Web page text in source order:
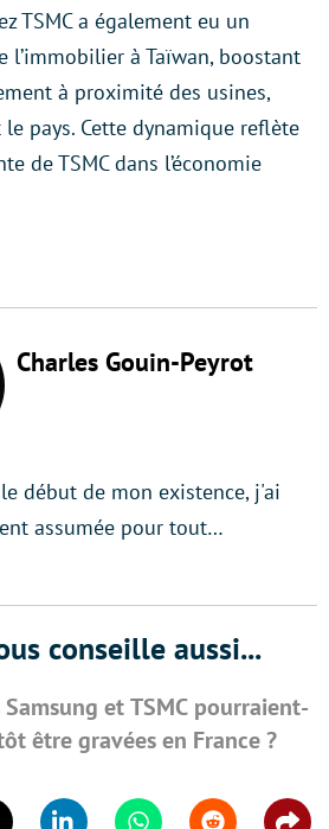
TSMC a également eu un
l’immobilier à Taïwan, boostant
à proximité des usines,
pays. Cette dynamique reflète
de TSMC dans l’économie
Charles Gouin-Peyrot
début de mon existence, j'ai
assumée pour tout…
conseille aussi...
Samsung et TSMC pourraient-
être gravées en France ?